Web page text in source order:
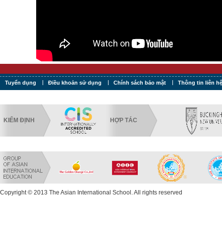
Tuyển dụng Điều khoản sử dụng Chính sách bảo mật Thông tin liên hệ
KIỂM ĐỊNH HỢP TÁC
Copyright © 2013 The Asian International School. All rights reserved